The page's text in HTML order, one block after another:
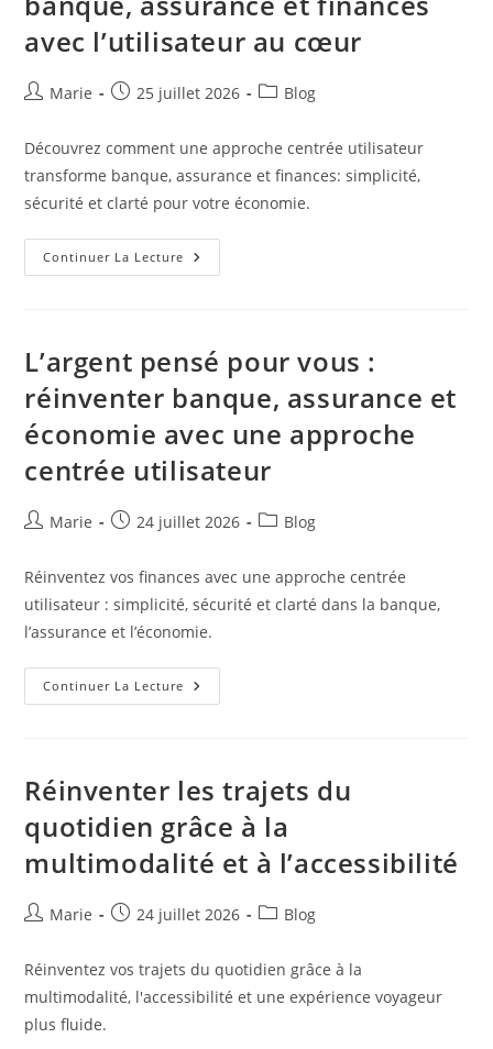
Textures,
Et
Éthique
avec l’utilisateur au cœur
Auteur/autrice
la
publication :
Marie
Publication
25 juillet 2026
PostBlog
Découvrez comment une approche centrée utilisateur
transforme banque, assurance et finances: simplicité,
sécurité et clarté pour votre économie.
Continuer La Lecture Vers
Une
Sûre:
Réinventer
Banque,
Assurance
Et
Finances
Avec
L’utilisateur
Au
Cœur
L’argent pensé pour vous :
réinventer banque, assurance et
économie avec une approche
centrée utilisateur
Auteur/autrice
la
publication :
Marie
Publication
24 juillet 2026
PostBlog
Réinventez vos finances avec une approche centrée
utilisateur : simplicité, sécurité et clarté dans la banque,
l’assurance et l’économie.
Continuer La Lecture L’argent
Pensé
Banque,
Assurance
Économie
Avec
Une
Approche
Utilisateur
Réinventer les trajets du
quotidien grâce à la
multimodalité et à l’accessibilité
Auteur/autrice
la
publication :
Marie
Publication
24 juillet 2026
PostBlog
Réinventez vos trajets du quotidien grâce à la
multimodalité, l'accessibilité et une expérience voyageur
plus fluide.